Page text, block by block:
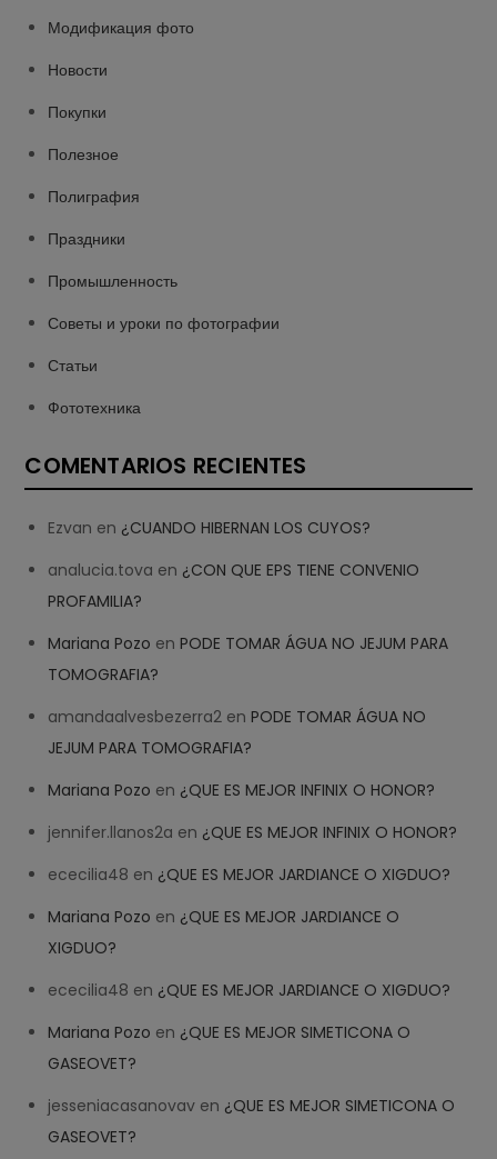
Модификация фото
Новости
Покупки
Полезное
Полиграфия
Праздники
Промышленность
Советы и уроки по фотографии
Статьи
Фототехника
COMENTARIOS RECIENTES
Ezvan en ¿CUANDO HIBERNAN LOS CUYOS?
analucia.tova en ¿CON QUE EPS TIENE CONVENIO
PROFAMILIA?
Mariana Pozo enPODE TOMAR ÁGUA NO JEJUM PARA
TOMOGRAFIA?
amandaalvesbezerra2 enPODE TOMAR ÁGUA NO
JEJUM PARA TOMOGRAFIA?
Mariana Pozo en ¿QUE ES MEJOR INFINIX O HONOR?
jennifer.llanos2a en ¿QUE ES MEJOR INFINIX O HONOR?
ececilia48 en ¿QUE ES MEJOR JARDIANCE O XIGDUO?
Mariana Pozo en ¿QUE ES MEJOR JARDIANCE O
XIGDUO?
ececilia48 en ¿QUE ES MEJOR JARDIANCE O XIGDUO?
Mariana Pozo en ¿QUE ES MEJOR SIMETICONA O
GASEOVET?
jesseniacasanovav en ¿QUE ES MEJOR SIMETICONA O
GASEOVET?